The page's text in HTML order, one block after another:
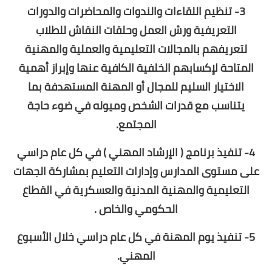
3- تنظيم اللقاءات والندوات والمحاضرات والدورات
التعريفية ورش العمل وحلقات النقاش للطلاب
لتعريفهم بالمجالات التعليمية والعملية والمهنية
المتاحة لإكسابهم الخلفية الكافية عنها وإبراز أهمية
الاختيار السليم للمجال أو المهنة المستهدفة بما
يتناسب مع قدرات الشخص وميوله في ضوء حاجة
المجتمع.
4- تنفيذ برنامج ( الإرشاد المهني ) في كل عام دراسي
على مستوى المدارس وإدارات التعليم بمشاركة الجهات
التعليمية والمهنية المدنية والعسكرية في القطاع
الحكومي والخاص .
5- تنفيذ يوم المهنة في كل عام دراسي خلال الأسبوع
المهني.